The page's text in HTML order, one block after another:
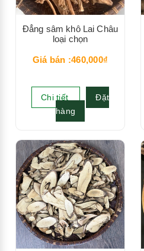
Đẳng sâm khô Lai Châu
loại chọn
Giá bán :460,000₫
Chi tiết
Đặt
hàng